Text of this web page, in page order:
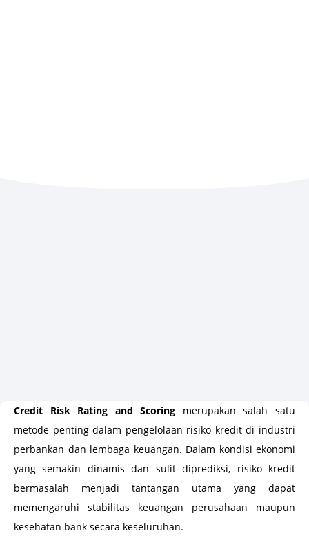
Credit Risk Rating and Scoring merupakan salah satu
metode penting dalam pengelolaan risiko kredit di industri
perbankan dan lembaga keuangan. Dalam kondisi ekonomi
yang semakin dinamis dan sulit diprediksi, risiko kredit
bermasalah menjadi tantangan utama yang dapat
memengaruhi stabilitas keuangan perusahaan maupun
kesehatan bank secara keseluruhan.